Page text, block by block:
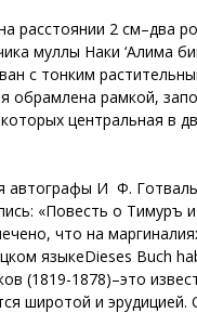
расстоянии 2 см–
с тонким
обрамлена рамкой,
центральная в
автографы И. Ф.
«Повесть о Тимуръ
что на
языке: «Dieses Buch
(1819-1878)–это
широтой и